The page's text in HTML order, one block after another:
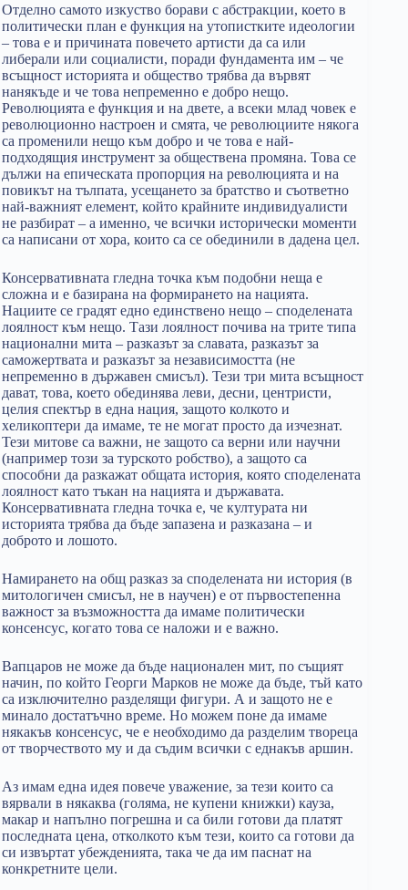
Отделно самото изкуство борави с абстракции, което в
политически план е функция на утопистките идеологии
– това е и причината повечето артисти да са или
либерали или социалисти, поради фундамента им – че
всъщност историята и общество трябва да вървят
нанякъде и че това непременно е добро нещо.
Революцията е функция и на двете, а всеки млад човек е
революционно настроен и смята, че революциите някога
са променили нещо към добро и че това е най-
подходящия инструмент за обществена промяна. Това се
дължи на епическата пропорция на революцията и на
повикът на тълпата, усещането за братство и съответно
най-важният елемент, който крайните индивидуалисти
не разбират – а именно, че всички исторически моменти
са написани от хора, които са се обединили в дадена цел.
Консервативната гледна точка към подобни неща е
сложна и е базирана на формирането на нацията.
Нациите се градят едно единствено нещо – споделената
лоялност към нещо. Тази лоялност почива на трите типа
национални мита – разказът за славата, разказът за
саможертвата и разказът за независимостта (не
непременно в държавен смисъл). Тези три мита всъщност
дават, това, което обединява леви, десни, центристи,
целия спектър в една нация, защото колкото и
хеликоптери да имаме, те не могат просто да изчезнат.
Тези митове са важни, не защото са верни или научни
(например този за турското робство), а защото са
способни да разкажат общата история, която споделената
лоялност като тъкан на нацията и държавата.
Консервативната гледна точка е, че културата ни
историята трябва да бъде запазена и разказана – и
доброто и лошото.
Намирането на общ разказ за споделената ни история (в
митологичен смисъл, не в научен) е от първостепенна
важност за възможността да имаме политически
консенсус, когато това се наложи и е важно.
Вапцаров не може да бъде национален мит, по същият
начин, по който Георги Марков не може да бъде, тъй като
са изключително разделящи фигури. А и защото не е
минало достатъчно време. Но можем поне да имаме
някакъв консенсус, че е необходимо да разделим твореца
от творчеството му и да съдим всички с еднакъв аршин.
Аз имам една идея повече уважение, за тези които са
вярвали в някаква (голяма, не купени книжки) кауза,
макар и напълно погрешна и са били готови да платят
последната цена, отколкото към тези, които са готови да
си извъртат убежденията, така че да им паснат на
конкретните цели.